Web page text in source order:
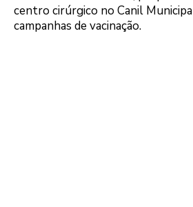
centro cirúrgico no Canil
campanhas de vacinação.